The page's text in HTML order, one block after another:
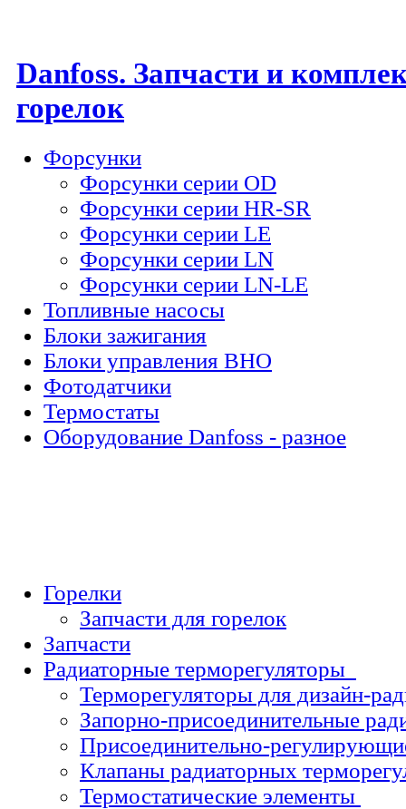
Danfoss. Запчасти и
горелок
Форсунки
Форсунки серии OD
Форсунки серии HR-SR
Форсунки серии LE
Форсунки серии LN
Форсунки серии LN-LE
Топливные насосы
Блоки зажигания
Блоки управления BHO
Фотодатчики
Термостаты
Оборудование Danfoss - разное
Горелки
Запчасти для горелок
Запчасти
Радиаторные терморегуляторы
Терморегуляторы для дизайн-
Запорно-присоединительные
Присоединительно-
Клапаны радиаторных
Термостатические элементы